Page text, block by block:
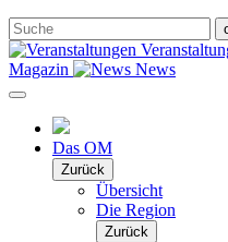
Magazin
News
Das OM
Zurück
Übersicht
Die Region
Zurück